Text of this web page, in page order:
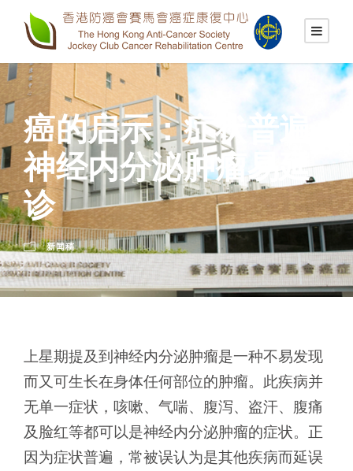
癌的启示：症状普遍
神经内分泌肿瘤易延
诊
新闻稿
上星期提及到神经内分泌肿瘤是一种不易发现
而又可生长在身体任何部位的肿瘤。此疾病并
无单一症状，咳嗽、气喘、腹泻、盗汗、腹痛
及脸红等都可以是神经内分泌肿瘤的症状。正
因为症状普遍，常被误认为是其他疾病而延误